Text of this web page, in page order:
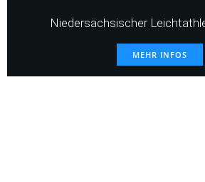
Niedersächsischer
MEHR INFOS